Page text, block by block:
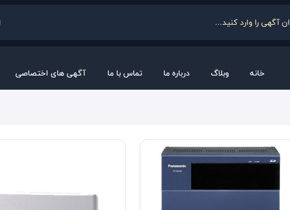
خانه وبلاگ درباره ما تماس با ما آگهی های اختصاصی